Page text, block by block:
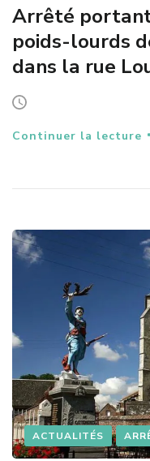
Arrêté
poids-lourds
dans la rue
Continuer la lecture
ACTUALITÉS